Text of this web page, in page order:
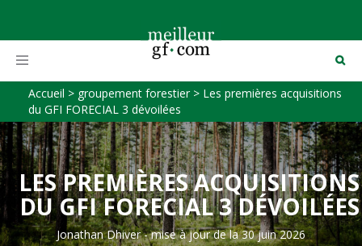
Toggle
Accueil > groupement forestier> Les premières acquisitions
du GFI FORECIAL 3 dévoilées
LES PREMIÈRES ACQUISITIONS
DU GFI FORECIAL 3 DÉVOILÉES
Jonathan Dhiver-mise à jour de la 30 juin 2026